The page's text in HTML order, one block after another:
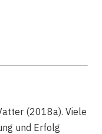
(2018a). Viele
und Erfolg